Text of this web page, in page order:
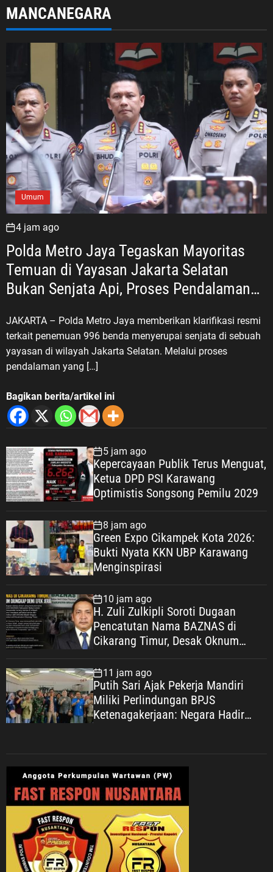
MANCANEGARA
Umum
4 jam ago
Polda Metro Jaya Tegaskan Mayoritas
Temuan di Yayasan Jakarta Selatan
Bukan Senjata Api, Proses Pendalaman
JAKARTA – Polda Metro Jaya memberikan klarifikasi resmi
terkait penemuan 996 benda menyerupai senjata di sebuah
yayasan di wilayah Jakarta Selatan. Melalui proses
pendalaman yang […]
Bagikan berita/artikel ini
5 jam ago
Kepercayaan Publik Terus Menguat,
Ketua DPD PSI Karawang
Optimistis Songsong Pemilu 2029
8 jam ago
Green Expo Cikampek Kota 2026:
Bukti Nyata KKN UBP Karawang
Menginspirasi
10 jam ago
H. Zuli Zulkipli Soroti Dugaan
Pencatutan Nama BAZNAS di
Cikarang Timur, Desak Oknum
11 jam ago
Putih Sari Ajak Pekerja Mandiri
Miliki Perlindungan BPJS
Ketenagakerjaan: Negara Hadir